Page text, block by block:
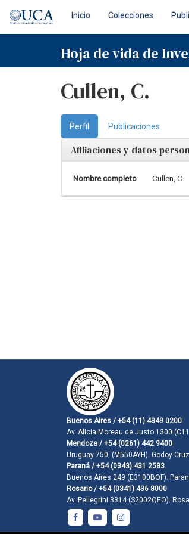
navigation
Inicio Colecciones
Hoja de vida de
Cullen, C.
Perfil Publicaciones
Afiliaciones y datos
Nombre completo Cullen, C.
Buenos Aires / +54 (11) 4349 0200
Av. Alicia Moreau de Justo 1300
Mendoza / +54 (0261) 442 9400
Uruguay 750, (M550AYH). Godoy
Paraná / +54 (0343) 431 2583
Buenos Aires 249 (E3100BQF).
Rosario / +54 (0341) 436 8000
Av. Pellegrini 3314 (S2002QEO).